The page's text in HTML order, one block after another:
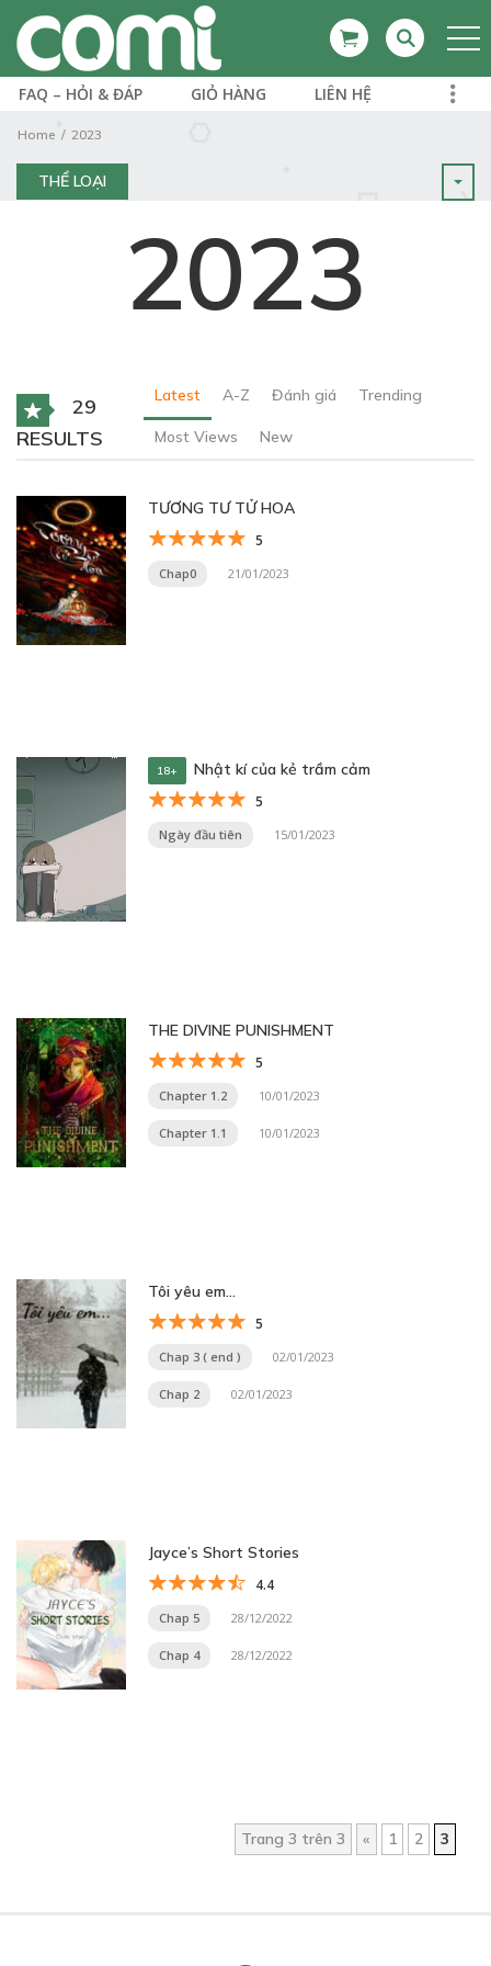
FAQ – HỎI & ĐÁP GIỎ HÀNG LIÊN HỆ
Home 2023
THỂ LOẠI
2023
29
RESULTS
Latest A-Z Đánh giá Trending
Most Views New
TƯƠNG TƯ TỬ HOA
5
Chap0 21/01/2023
18+ Nhật kí của kẻ trầm cảm
5
Ngày đầu tiên 15/01/2023
THE DIVINE PUNISHMENT
5
Chapter 1.2 10/01/2023
Chapter 1.1 10/01/2023
Tôi yêu em…
5
Chap 3 ( end ) 02/01/2023
Chap 2 02/01/2023
Jayce’s Short Stories
4.4
Chap 5 28/12/2022
Chap 4 28/12/2022
Trang 3 trên 3 « 1 2 3